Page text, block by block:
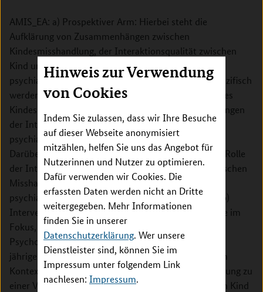
Hinweis zur Verwendung
von Cookies
Indem Sie zulassen, dass wir Ihre Besuche
auf dieser Webseite anonymisiert
mitzählen, helfen Sie uns das Angebot für
Nutzerinnen und Nutzer zu optimieren.
Dafür verwenden wir Cookies. Die
erfassten Daten werden nicht an Dritte
weitergegeben. Mehr Informationen
finden Sie in unserer
Datenschutzerklärung. Wer unsere
Dienstleister sind, können Sie im
Impressum unter folgendem Link
nachlesen: Impressum.
AMIS_EA: a) Prospektiver Arm: Hierbei steht die
Aufklärung von Zusammenhängen zwischen
Kindesmisshandlung, der Interaktionsqualität zwischen
Kind und Bezugsperson und der Entwicklung
psychiatrischer Symptome des Kindes im Fokus. Spezifisch
werden dabei die Auswirkungen von Misshandlung des
Kindes auf die Interaktionsqualität und die Auswirkungen
der Interaktionsqualität auf den Verlauf von
psychiatrischen Symptomen bei Kindern betrachtet.
Darüber hinaus wird die moderierende/mediierende Rolle
der Interaktionsqualität für den Zusammenhang zwischen
Misshandlungserfahrungen und dem Verlauf
psychiatrischer Symptome bei Kindern untersucht. b)
Interventions-Arm: In diesem Projekt steht die Frage im
Fokus, ob Child and Parent-directed Individualized
Psychotherapy (CPIP; siehe AMIS_RCT) bei 3- bis 8-
jährigen Kindern mit internalisierenden Störungen im
Kontext körperlicher oder emotionaler Vernachlässigung zu
einer Verbesserung der Interaktionsqualität zwischen Kind